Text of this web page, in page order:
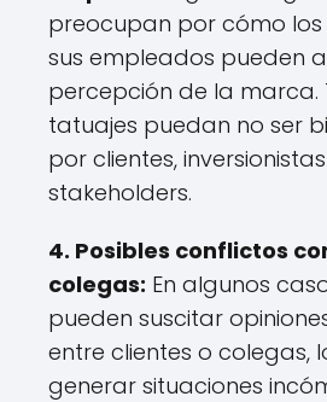
preocupan por cómo
sus empleados pueden
percepción de la marca.
tatuajes puedan no ser
por clientes,
stakeholders.
4. Posibles conflictos
colegas: En algunos
pueden suscitar
entre clientes o colegas,
generar situaciones